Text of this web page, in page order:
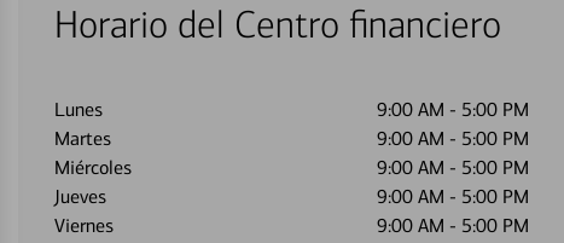
Horario del Centro financiero
Lunes 9:00 AM - 5:00 PM
Martes
9:00 AM - 5:00 PM
Miércoles
9:00 AM - 5:00 PM
Jueves
9:00 AM - 5:00 PM
Viernes
9:00 AM - 5:00 PM